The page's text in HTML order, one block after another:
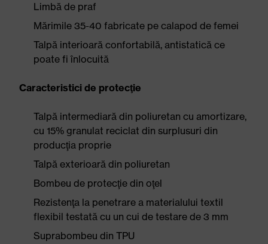
Limbă de praf
Mărimile 35-40 fabricate pe calapod de femei
Talpă interioară confortabilă, antistatică ce
poate fi înlocuită
Caracteristici de protecţie
Talpă intermediară din poliuretan cu amortizare,
cu 15% granulat reciclat din surplusuri din
producţia proprie
Talpă exterioară din poliuretan
Bombeu de protecţie din oţel
Rezistenţa la penetrare a materialului textil
flexibil testată cu un cui de testare de 3 mm
Suprabombeu din TPU